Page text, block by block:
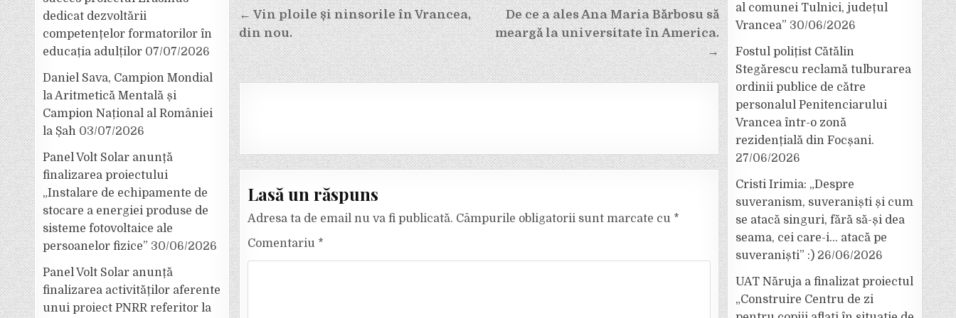
Navigare
în
articole
De ce a ales Ana Maria Bărbosu să
meargă la universitate în America.
→
← Vin ploile și ninsorile în Vrancea,
din nou.
Lasă un răspuns
Adresa ta de email nu va fi publicată. Câmpurile obligatorii sunt marcate cu *
Comentariu *
dedicat dezvoltării
competențelor formatorilor în
educația adulților 07/07/2026
Daniel Sava, Campion Mondial
la Aritmetică Mentală și
Campion Național al României
la Șah 03/07/2026
Panel Volt Solar anunță
finalizarea proiectului
„Instalare de echipamente de
stocare a energiei produse de
sisteme fotovoltaice ale
persoanelor fizice” 30/06/2026
Panel Volt Solar anunță
finalizarea activităților aferente
unui proiect PNRR referitor la
al comunei Tulnici, județul
Vrancea” 30/06/2026
Fostul polițist Cătălin
Stegărescu reclamă tulburarea
ordinii publice de către
personalul Penitenciarului
Vrancea într-o zonă
rezidențială din Focșani.
27/06/2026
Cristi Irimia: „Despre
suveranism, suveraniști și cum
se atacă singuri, fără să-și dea
seama, cei care-i… atacă pe
suveraniști” :) 26/06/2026
UAT Năruja a finalizat proiectul
„Construire Centru de zi